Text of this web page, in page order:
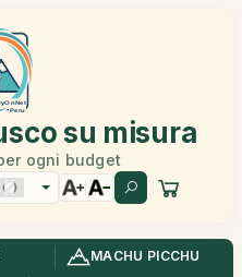
su misura
ogni budget
MACHU PICCHU